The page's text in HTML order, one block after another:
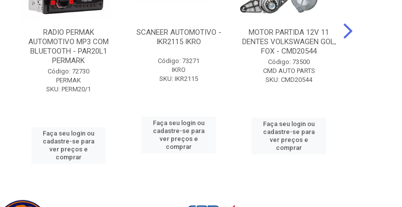
RADIO PERMAK
AUTOMOTIVO MP3 COM
BLUETOOTH - PAR20L1
PERMARK
Código: 72730
PERMAK
SKU: PERM20/1
Faça seu login ou
cadastre-se para
ver preços e
comprar
SCANEER AUTOMOTIVO -
IKR2115 IKRO
Código: 73271
IKRO
SKU: IKR2115
Faça seu login ou
cadastre-se para
ver preços e
comprar
MOTOR PARTIDA 12V 11
DENTES VOLKSWAGEN GOL,
FOX - CMD20544
Código: 73500
CMD AUTO PARTS
SKU: CMD20544
Faça seu login ou
cadastre-se para
ver preços e
comprar